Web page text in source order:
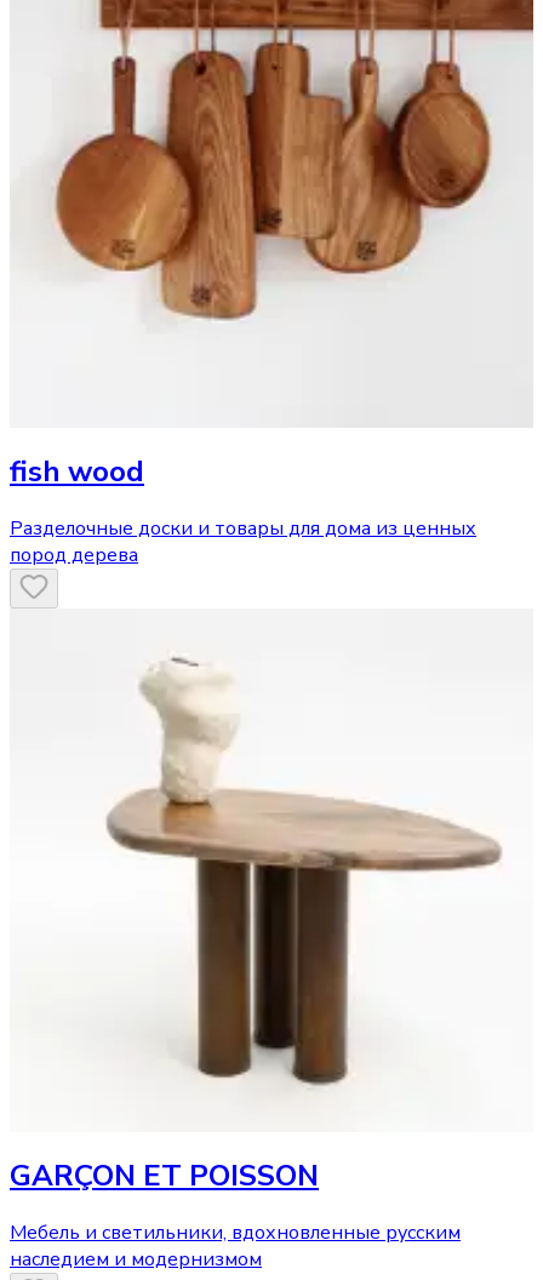
fish wood
Разделочные доски и товары для дома из ценных
пород дерева
GARÇON ET POISSON
Мебель и светильники, вдохновленные русским
наследием и модернизмом